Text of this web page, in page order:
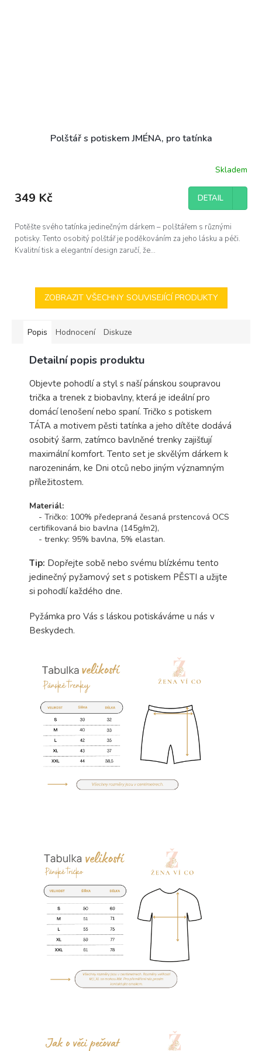
Polštář s potiskem JMÉNA, pro tatínka
Skladem
349 Kč DETAIL
Potěšte svého tatínka jedinečným dárkem – polštářem s různými
potisky. Tento osobitý polštář je poděkováním za jeho lásku a péči.
Kvalitní tisk a elegantní design zaručí, že...
ZOBRAZIT VŠECHNY SOUVISEJÍCÍ PRODUKTY
Popis Hodnocení Diskuze
Detailní popis produktu
Objevte pohodlí a styl s naší pánskou soupravou
trička a trenek z biobavlny, která je ideální pro
domácí lenošení nebo spaní. Tričko s potiskem
TÁTA a motivem pěsti tatínka a jeho dítěte dodává
osobitý šarm, zatímco bavlněné trenky zajišťují
maximální komfort. Tento set je skvělým dárkem k
narozeninám, ke Dni otců nebo jiným významným
příležitostem.
Materiál:
- Tričko: 100% předepraná česaná prstencová OCS
certifikovaná bio bavlna (145g/m2),
- trenky: 95% bavlna, 5% elastan.
Tip: Dopřejte sobě nebo svému blízkému tento
jedinečný pyžamový set s potiskem PĚSTI a užijte
si pohodlí každého dne.
Pyžámka pro Vás s láskou potiskáváme u nás v
Beskydech.